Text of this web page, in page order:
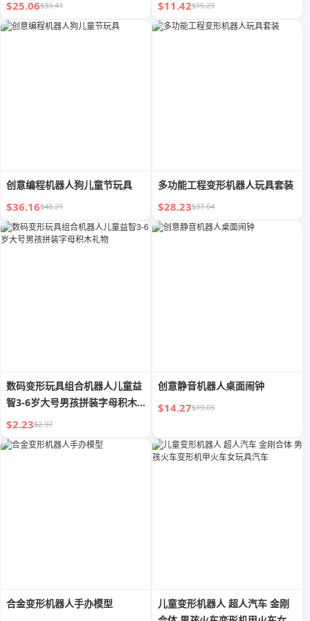
$25.06$33.41 $11.42$15.23
创意编程机器人狗儿童节玩具
$36.16$48.21
多功能工程变形机器人玩具套装
$28.23$37.64
数码变形玩具组合机器人儿童益
智3-6岁大号男孩拼装字母积木
礼物
$2.23$2.97
创意静音机器人桌面闹钟
$14.27$19.03
合金变形机器人手办模型
儿童变形机器人 超人汽车 金刚